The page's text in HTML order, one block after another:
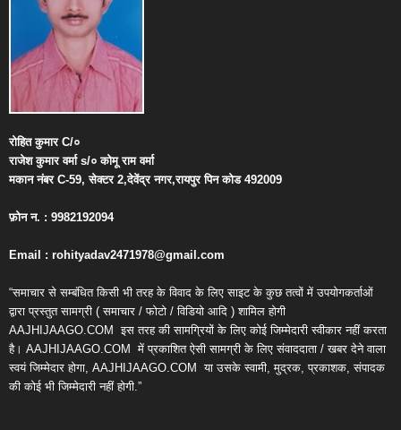
रोहित कुमारC/०
राजेश कुमार वर्माs/० कोमू राम वर्मा
मकान नंबरC-59,सेक्टर2,देवेंद्र नगर,रायपुर पिन कोड492009
फ़ोन न. : 9982192094
Email : rohityadav2471978@gmail.com
“समाचार से सम्बंधित किसी भी तरह के विवाद के लिए साइट के कुछ तत्वों में उपयोगकर्ताओं
द्वारा प्रस्तुत सामग्री ( समाचार / फोटो / विडियो आदि ) शामिल होगी
AAJHIJAAGO.COM इस तरह की सामग्रियों के लिए कोई जिम्मेदारी स्वीकार नहीं करता
है। AAJHIJAAGO.COM में प्रकाशित ऐसी सामग्री के लिए संवाददाता / खबर देने वाला
स्वयं जिम्मेदार होगा, AAJHIJAAGO.COM या उसके स्वामी, मुद्रक, प्रकाशक, संपादक
की कोई भी जिम्मेदारी नहीं होगी.”